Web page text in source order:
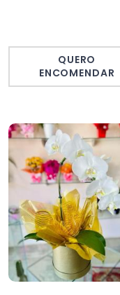
QUERO
ENCOMENDAR